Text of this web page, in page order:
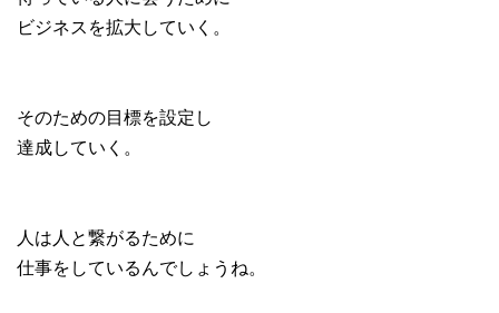
ビジネスを拡大していく。
そのための目標を設定し
達成していく。
人は人と繋がるために
仕事をしているんでしょうね。